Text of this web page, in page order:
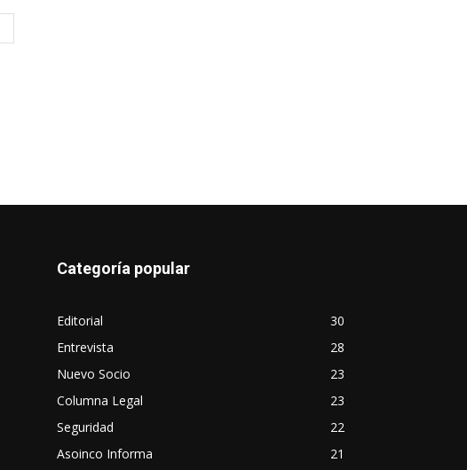
Categoría popular
Editorial
30
Entrevista
28
Nuevo Socio
23
Columna Legal
23
Seguridad
22
Asoinco Informa
21